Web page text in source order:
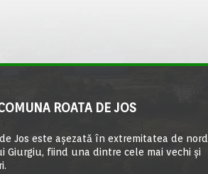
ROATA DE JOS
Jos este aşezată în extremitatea de nord
fiind una dintre cele mai vechi şi